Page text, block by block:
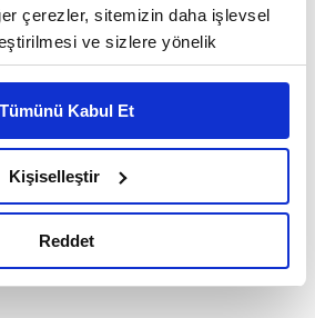
çerezler, sitemizin daha işlevsel
ve sizlere yönelik
yapılması, amaçlarıyla
çerez paneli vasıtasıyla
ilişkin detaylı bilgi için
Çerez Bilgilendirme
kapsamında
Tümünü Kabul Et
Kişiselleştir
Reddet